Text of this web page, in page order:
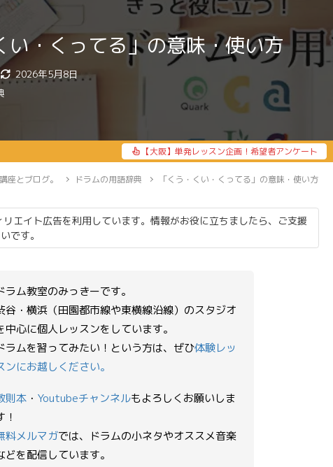
い・くってる」の意味・使い方
2026年5月8日
【大阪】単発レッスン企画！希望者アンケート
座とブログ。 ドラムの用語辞典 「くう・くい・くってる」の意味・使い方
エイト広告を利用しています。情報がお役に立ちましたら、ご支援
です。
ラム教室のみっきーです。
谷・横浜（田園都市線や東横線沿線）のスタジオ
中心に個人レッスンをしています。
ラムを習ってみたい！という方は、ぜひ体験レッ
ンにお越しください。
則本・ Youtubeチャンネルもよろしくお願いしま
！
料メルマガでは、ドラムの小ネタやオススメ音楽
どを配信しています。